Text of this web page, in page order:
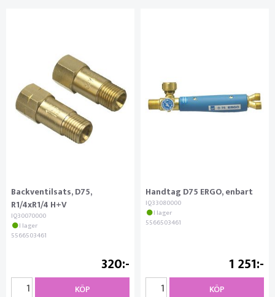
Backventilsats, D75,
R1/4xR1/4 H+V
IQ30070000
I lager
5566503461
320
KÖP
Handtag D75 ERGO, enbart
IQ33080000
I lager
5566503461
1 251
KÖP